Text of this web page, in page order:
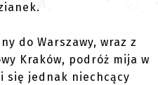
do Warszawy, wraz z
Kraków, podróż mija w
się jednak niechcący